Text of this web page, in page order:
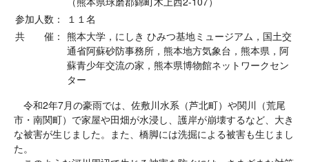
参加人数：
１１名
共 催： 熊本大学，にしき ひみつ基地ミュージアム，国土交
通省阿蘇砂防事務所，熊本地方気象台，熊本県，阿
蘇青少年交流の家，熊本県博物館ネットワークセン
ター
令和2年7月の豪雨では、佐敷川水系（芦北町）や関川（荒尾
市・南関町）で家屋や田畑が水浸し、護岸が崩壊するなど、大き
な被害が生じました。また、橋脚には洗掘による被害も生じまし
た。